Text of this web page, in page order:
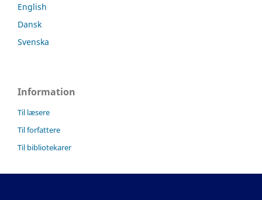
English
Dansk
Svenska
Information
Til læsere
Til forfattere
Til bibliotekarer